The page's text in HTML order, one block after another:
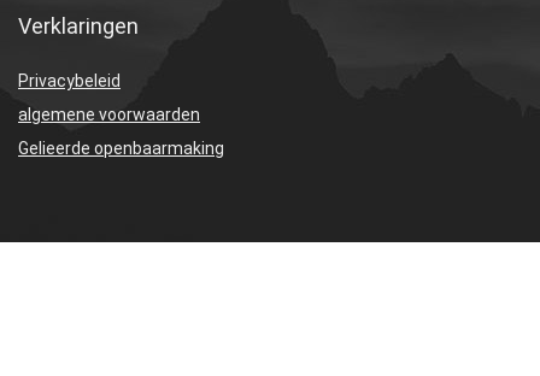
Verklaringen
Privacybeleid
algemene voorwaarden
Gelieerde openbaarmaking